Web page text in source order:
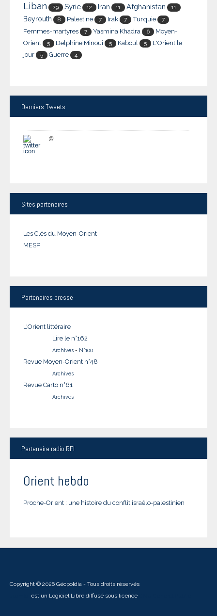
Liban 29 Syrie 12 Iran 11 Afghanistan 11
Beyrouth 8 Palestine 7 Irak 7 Turquie 7
Femmes-martyres 7 Yasmina Khadra 6
Moyen-
Orient
5 Delphine Minoui 5 Kaboul 5
L'Orient le
jour
5 Guerre 4
Derniers Tweets
@
Sites partenaires
Les Clés du Moyen-Orient
MESP
Partenaires presse
L'Orient littéraire
Lire le n°162
Archives - N°100
Revue Moyen-Orient n°48
Archives
Revue Carto n°61
Archives
Partenaire radio RFI
Orient hebdo
Proche-Orient : une histoire du conflit israélo-palestinien
Copyright © 2026 Géopoldia - Tous droits réservés
est un Logiciel Libre diffusé sous licence